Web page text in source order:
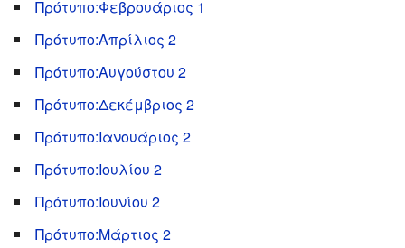
Πρότυπο:Φεβρουάριος 1
Πρότυπο:Απρίλιος 2
Πρότυπο:Αυγούστου 2
Πρότυπο:Δεκέμβριος 2
Πρότυπο:Ιανουάριος 2
Πρότυπο:Ιουλίου 2
Πρότυπο:Ιουνίου 2
Πρότυπο:Μάρτιος 2